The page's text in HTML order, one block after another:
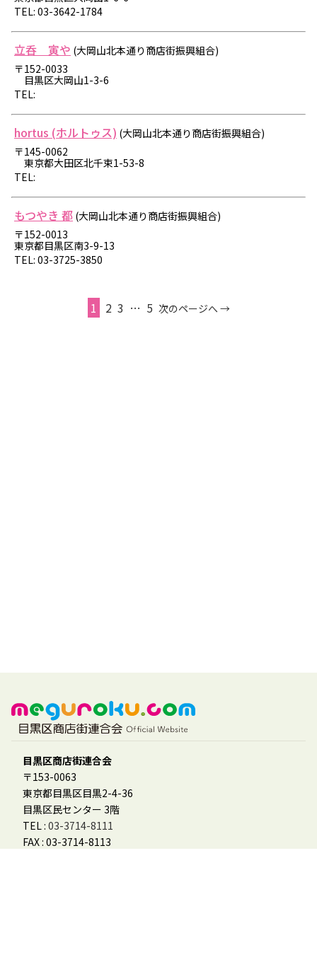
TEL: 03-3642-1784
立呑 寅や (大岡山北本通り商店街振興組合)
〒152-0033
目黒区大岡山1-3-6
TEL:
hortus (ホルトゥス) (大岡山北本通り商店街振興組合)
〒145-0062
東京都大田区北千束1-53-8
TEL:
もつやき 都 (大岡山北本通り商店街振興組合)
〒152-0013
東京都目黒区南3-9-13
TEL: 03-3725-3850
1 2 3 … 5 次のページへ →
目黒区商店街連合会
〒153-0063
東京都目黒区目黒2-4-36
目黒区民センター 3階
TEL : 03-3714-8111
FAX : 03-3714-8113